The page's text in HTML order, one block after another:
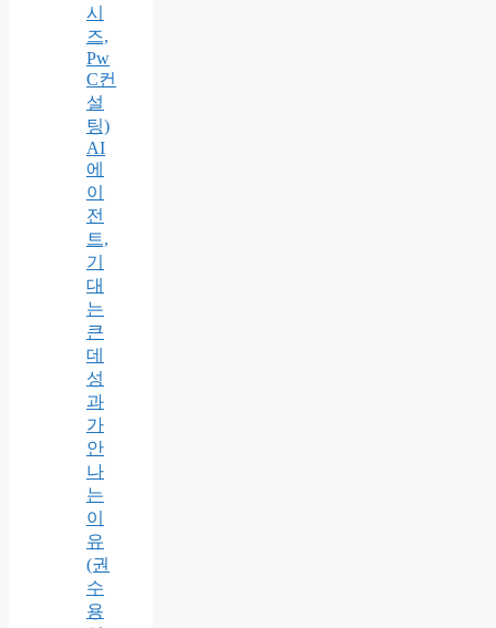
시
즈,
Pw
C컨
설
팅)
AI
에
이
전
트,
기
대
는
큰
데
성
과
가
안
나
는
이
유
(권
수
용